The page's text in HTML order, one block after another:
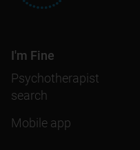
I'm Fine
Psychotherapist
search
Mobile app